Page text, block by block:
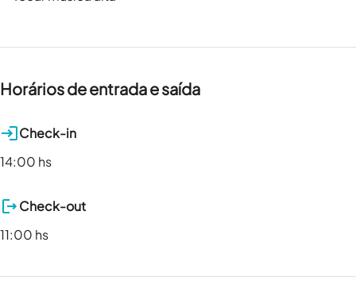
Horários de entrada e saída
Check-in
14:00 hs
Check-out
11:00 hs